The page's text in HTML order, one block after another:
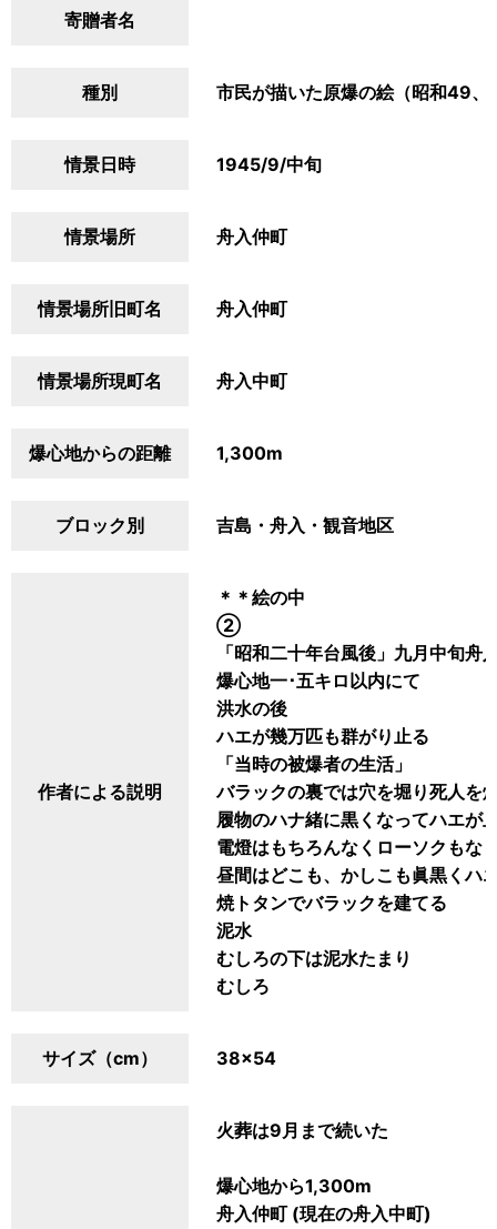
寄贈者名
種別 市民が描いた原爆の絵（昭和49、
情景日時 1945/9/中旬
情景場所 舟入仲町
情景場所旧町名 舟入仲町
情景場所現町名 舟入中町
爆心地からの距離 1,300m
ブロック別 吉島・舟入・観音地区
作者による説明
＊＊絵の中
②
「昭和二十年台風後」九月中旬舟
爆心地一･五キロ以内にて
洪水の後
ハエが幾万匹も群がり止る
「当時の被爆者の生活」
バラックの裏では穴を堀り死人を
履物のハナ緒に黒くなってハエが
電燈はもちろんなくローソクもな
昼間はどこも、かしこも眞黒くハ
焼トタンでバラックを建てる
泥水
むしろの下は泥水たまり
むしろ
サイズ（cm） 38×54
火葬は9月まで続いた
爆心地から1,300m
舟入仲町 (現在の舟入中町)